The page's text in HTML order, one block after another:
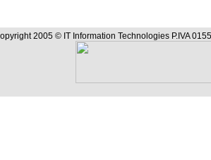
2005 © IT Information Technologies P.IVA